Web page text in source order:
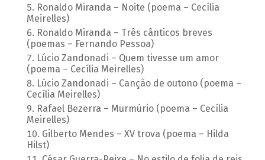
Ronaldo Miranda – Noite (poema – Cecília
Meirelles)
Ronaldo Miranda – Três cânticos breves
(poemas – Fernando Pessoa)
Lúcio Zandonadi – Quem tivesse um amor
(poema – Cecília Meirelles)
Lúcio Zandonadi – Canção de outono (poema –
Cecília Meirelles)
Rafael Bezerra – Murmúrio (poema – Cecília
Meirelles)
Gilberto Mendes – XV trova (poema – Hilda
Hilst)